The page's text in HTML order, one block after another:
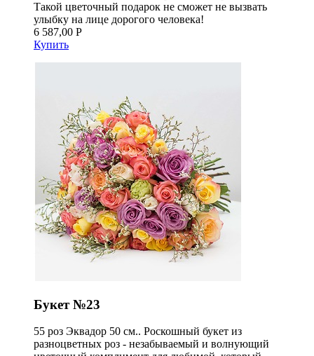
Такой цветочный подарок не сможет не вызвать
улыбку на лице дорогого человека!
6 587,00 Р
Купить
Букет №23
55 роз Эквадор 50 см.. Роскошный букет из
разноцветных роз - незабываемый и волнующий